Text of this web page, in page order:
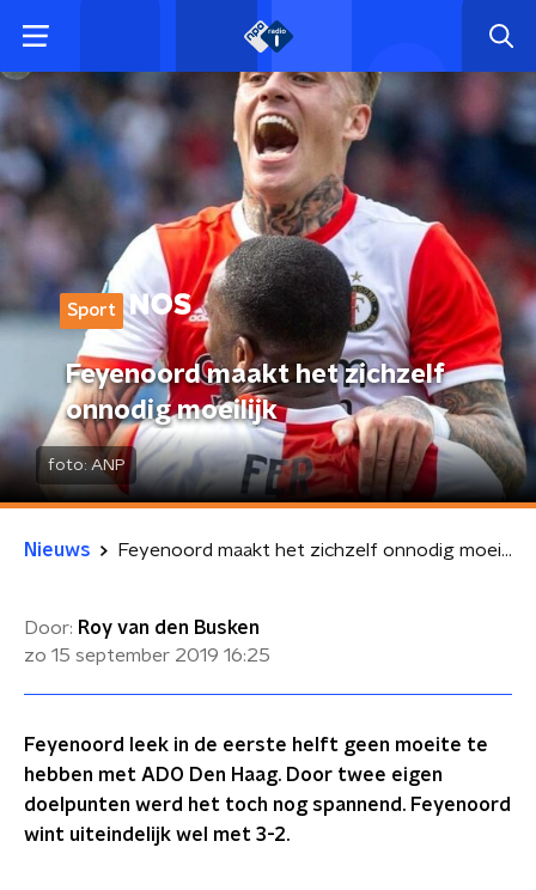
Sport
Feyenoord maakt het zichzelf
onnodig moeilijk
foto: ANP
Nieuws Feyenoord maakt het zichzelf onnodig moeilijk
Door: Roy van den Busken
zo 15 september 2019 16:25
Feyenoord leek in de eerste helft geen moeite te
hebben met ADO Den Haag. Door twee eigen
doelpunten werd het toch nog spannend. Feyenoord
wint uiteindelijk wel met 3-2.